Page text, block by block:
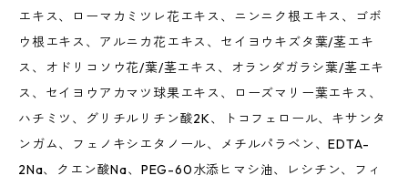
エキス、ローマカミツレ花エキス、ニンニク根エキス、ゴボ
ウ根エキス、アルニカ花エキス、セイヨウキズタ葉/茎エキ
ス、オドリコソウ花/葉/茎エキス、オランダガラシ葉/茎エキ
ス、セイヨウアカマツ球果エキス、ローズマリー葉エキス、
ハチミツ、グリチルリチン酸2K、トコフェロール、キサンタ
ンガム、フェノキシエタノール、メチルパラベン、EDTA-
2Na、クエン酸Na、PEG-60水添ヒマシ油、レシチン、フィ